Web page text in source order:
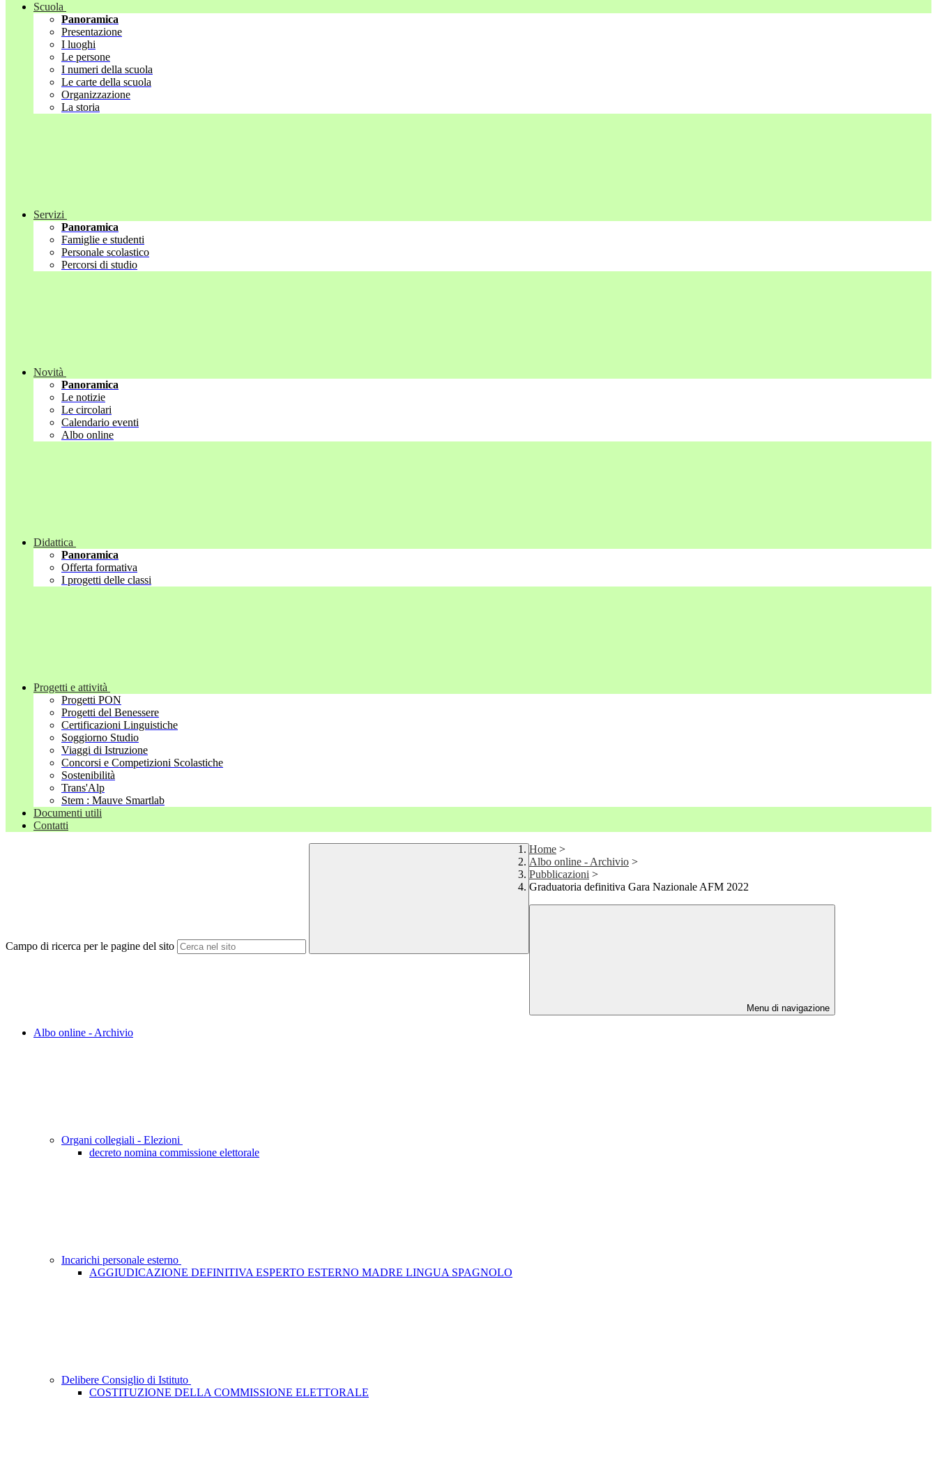
Scuola
Panoramica
Presentazione
I luoghi
Le persone
I numeri della scuola
Le carte della scuola
Organizzazione
La storia
Servizi
Panoramica
Famiglie e studenti
Personale scolastico
Percorsi di studio
Novità
Panoramica
Le notizie
Le circolari
Calendario eventi
Albo online
Didattica
Panoramica
Offerta formativa
I progetti delle classi
Progetti e attività
Progetti PON
Progetti del Benessere
Certificazioni Linguistiche
Soggiorno Studio
Viaggi di Istruzione
Concorsi e Competizioni Scolastiche
Sostenibilità
Trans'Alp
Stem : Mauve Smartlab
Documenti utili
Contatti
Campo di ricerca per le pagine del sito
Home >
Albo online - Archivio >
Pubblicazioni >
Graduatoria definitiva Gara Nazionale AFM 2022
Menu di navigazione
Albo online - Archivio
Organi collegiali - Elezioni
decreto nomina commissione elettorale
Incarichi personale esterno
AGGIUDICAZIONE DEFINITIVA ESPERTO ESTERNO MADRE LINGUA SPAGNOLO
Delibere Consiglio di Istituto
COSTITUZIONE DELLA COMMISSIONE ELETTORALE